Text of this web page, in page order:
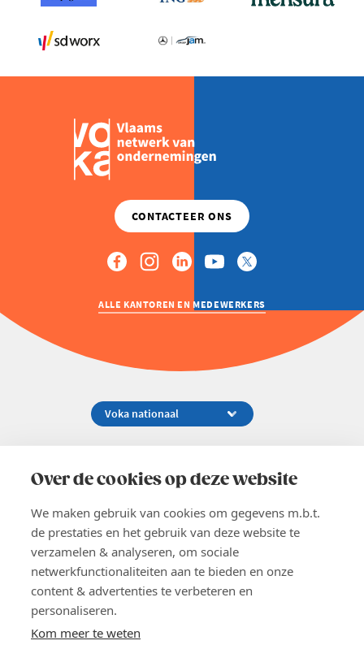
Over de cookies op deze website
We maken gebruik van cookies om gegevens m.b.t.
de prestaties en het gebruik van deze website te
verzamelen & analyseren, om sociale
netwerkfunctionaliteiten aan te bieden en onze
content & advertenties te verbeteren en
personaliseren.
Kom meer te weten
ALLE KANTOREN EN MEDEWERKERS
02 229 81 11
EN